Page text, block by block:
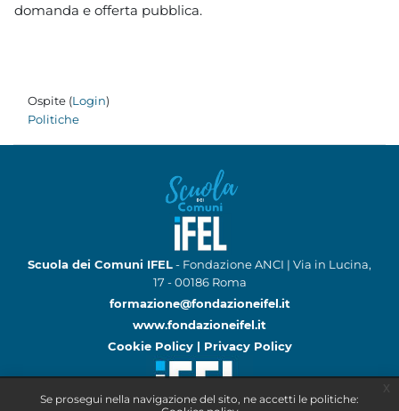
Se prosegui nella navigazione del sito, ne accetti le politiche:
domanda e offerta pubblica.
Ospite (Login)
Politiche
Scuola dei Comuni IFEL- Fondazione ANCI | Via in Lucina,
17 - 00186 Roma
formazione@fondazioneifel.it
www.fondazioneifel.it
Cookie Policy | Privacy Policy